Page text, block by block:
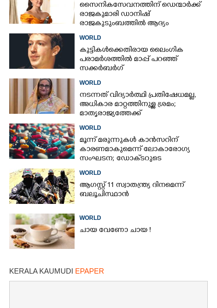
സൈനികസേവനത്തിന് ഡെന്മാർക്ക്
രാജകുമാരി ഡാനിഷ്
രാജകുടുംബത്തിൽ ആദ്യം
WORLD
കുട്ടികൾക്കെതിരായ ലൈംഗിക
പരാമർശത്തിൽ മാപ്പ് പറഞ്ഞ്
സക്കർബർഗ്
WORLD
നടന്നത് വിദ്യാർത്ഥി പ്രതിഷേധമല്ല,​
അധികാര മാറ്റത്തിനുള്ള ശ്രമം;
മാതൃരാജ്യത്തേക്ക്
WORLD
മൂന്ന് മരുന്നുകൾ കാൻസറിന്
കാരണമാകുമെന്ന് ലോകാരോഗ്യ
സംഘടന; ഡോക്‌ടറുടെ
മുന്നറിയിപ്പ്
WORLD
ആഗസ്റ്റ് 11 സ്വാതന്ത്ര്യ ദിനമെന്ന്
ബലൂചിസ്ഥാൻ
WORLD
ചായ വേണോ ചായ !
KERALA KAUMUDI EPAPER